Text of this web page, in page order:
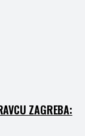
ZAGREBA: